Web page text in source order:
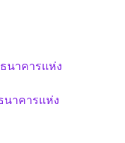
นาคารแห่ง
นาคารแห่ง